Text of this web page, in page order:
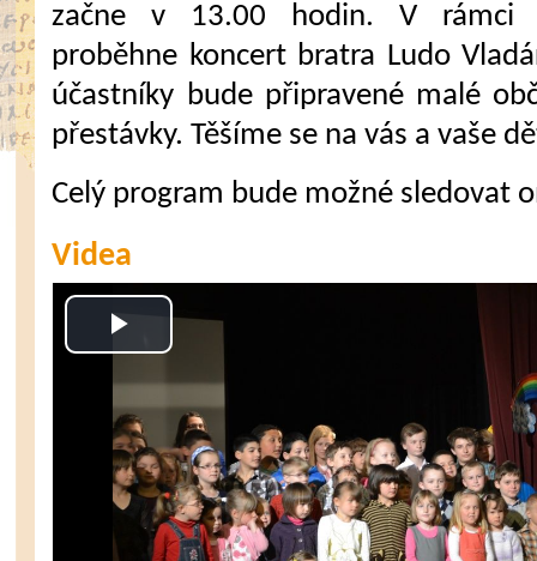
začne v 13.00 hodin. V rámci
proběhne koncert bratra Ludo
účastníky bude připravené malé
přestávky. Těšíme se na vás a vaše
Celý program bude možné sledovat
Videa
Play
Video